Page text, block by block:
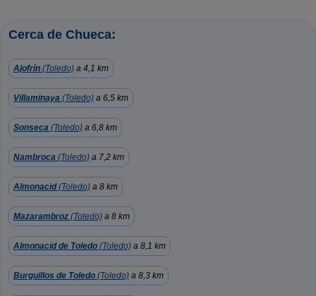
Cerca de Chueca:
Ajofrín (Toledo) a 4,1 km
Villaminaya (Toledo) a 6,5 km
Sonseca (Toledo) a 6,8 km
Nambroca (Toledo) a 7,2 km
Almonacid(Toledo) a 8 km
Mazarambroz (Toledo) a 8 km
Almonacid de Toledo (Toledo) a 8,1 km
Burguillos de Toledo (Toledo) a 8,3 km